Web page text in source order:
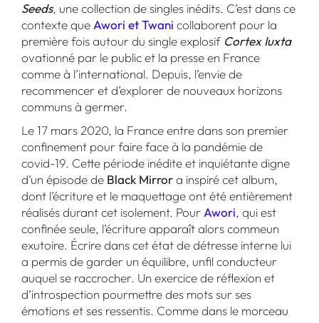
Seeds, une collection de singles inédits. C’est dans ce
contexte que Awori et Twani collaborent pour la
première fois autour du single explosif Cortex Iuxta
ovationné par le public et la presse en France
comme à l’international. Depuis, l’envie de
recommencer et d’explorer de nouveaux horizons
communs à germer.
Le 17 mars 2020, la France entre dans son premier
confinement pour faire face à la pandémie de
covid-19. Cette période inédite et inquiétante digne
d’un épisode de Black Mirrora inspiré cet album,
dont l’écriture et le maquettage ont été entièrement
réalisés durant cet isolement. Pour Awori, qui est
confinée seule, l’écriture apparaît alors commeun
exutoire. Écrire dans cet état de détresse interne lui
a permis de garder un équilibre, unfil conducteur
auquel se raccrocher. Un exercice de réflexion et
d’introspection pourmettre des mots sur ses
émotions et ses ressentis. Comme dans le morceau